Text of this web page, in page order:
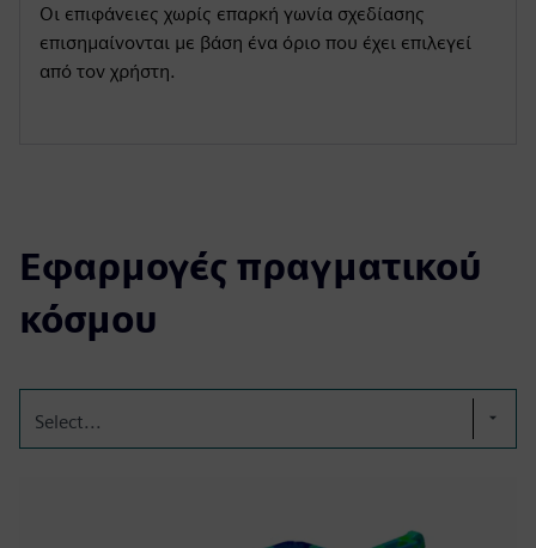
Οι επιφάνειες χωρίς επαρκή γωνία σχεδίασης
επισημαίνονται με βάση ένα όριο που έχει επιλεγεί
από τον χρήστη.
Εφαρμογές πραγματικού
κόσμου
Select...